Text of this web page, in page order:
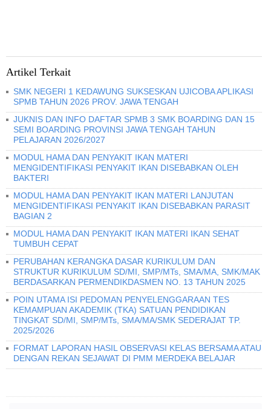
Artikel Terkait
SMK NEGERI 1 KEDAWUNG SUKSESKAN UJICOBA APLIKASI
SPMB TAHUN 2026 PROV. JAWA TENGAH
JUKNIS DAN INFO DAFTAR SPMB 3 SMK BOARDING DAN 15
SEMI BOARDING PROVINSI JAWA TENGAH TAHUN
PELAJARAN 2026/2027
MODUL HAMA DAN PENYAKIT IKAN MATERI
MENGIDENTIFIKASI PENYAKIT IKAN DISEBABKAN OLEH
BAKTERI
MODUL HAMA DAN PENYAKIT IKAN MATERI LANJUTAN
MENGIDENTIFIKASI PENYAKIT IKAN DISEBABKAN PARASIT
BAGIAN 2
MODUL HAMA DAN PENYAKIT IKAN MATERI IKAN SEHAT
TUMBUH CEPAT
PERUBAHAN KERANGKA DASAR KURIKULUM DAN
STRUKTUR KURIKULUM SD/MI, SMP/MTs, SMA/MA, SMK/MAK
BERDASARKAN PERMENDIKDASMEN NO. 13 TAHUN 2025
POIN UTAMA ISI PEDOMAN PENYELENGGARAAN TES
KEMAMPUAN AKADEMIK (TKA) SATUAN PENDIDIKAN
TINGKAT SD/MI, SMP/MTs, SMA/MA/SMK SEDERAJAT TP.
2025/2026
FORMAT LAPORAN HASIL OBSERVASI KELAS BERSAMA ATAU
DENGAN REKAN SEJAWAT DI PMM MERDEKA BELAJAR